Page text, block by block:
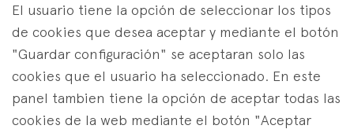
El usuario tiene la opción de seleccionar los tipos
de cookies que desea aceptar y mediante el botón
"Guardar configuración" se aceptaran solo las
cookies que el usuario ha seleccionado. En este
panel tambien tiene la opción de aceptar todas las
cookies de la web mediante el botón "Aceptar